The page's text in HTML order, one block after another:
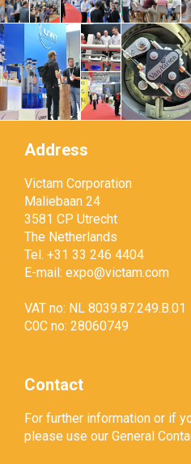
Address
Victam Corporation
Maliebaan 24
3581 CP Utrecht
The Netherlands
Tel. +31 33 246 4404
E-mail: expo@victam.com
VAT no: NL 8039.87.249.B.01
C0C no: 28060749
Contact
For further information or if
please use our General